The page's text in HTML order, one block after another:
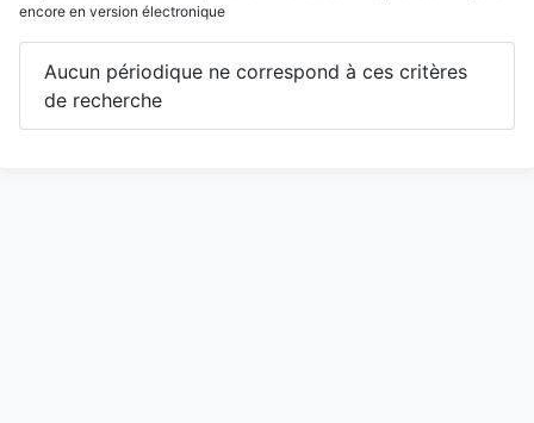
encore en version électronique
Aucun périodique ne correspond à ces critères
de recherche